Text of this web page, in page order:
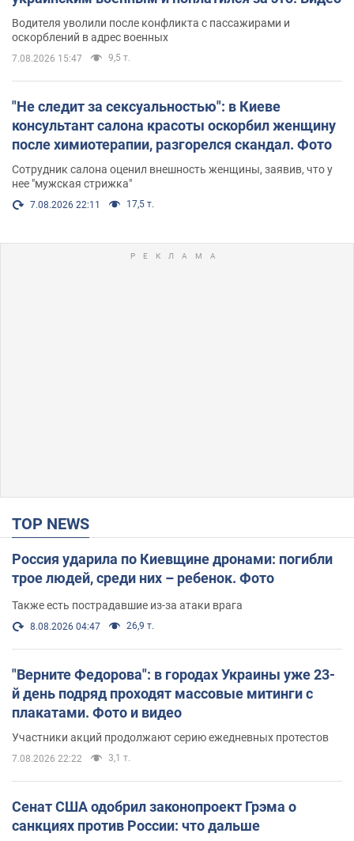
Водителя уволили после конфликта с пассажирами и
оскорблений в адрес военных
7.08.2026 15:47 9,5 т.
"Не следит за сексуальностью": в Киеве
консультант салона красоты оскорбил женщину
после химиотерапии, разгорелся скандал. Фото
Сотрудник салона оценил внешность женщины, заявив, что у
нее "мужская стрижка"
7.08.2026 22:11 17,5 т.
TOP NEWS
Россия ударила по Киевщине дронами: погибли
трое людей, среди них – ребенок. Фото
Также есть пострадавшие из-за атаки врага
8.08.2026 04:47 26,9 т.
"Верните Федорова": в городах Украины уже 23-
й день подряд проходят массовые митинги с
плакатами. Фото и видео
Участники акций продолжают серию ежедневных протестов
7.08.2026 22:22 3,1 т.
Сенат США одобрил законопроект Грэма о
санкциях против России: что дальше